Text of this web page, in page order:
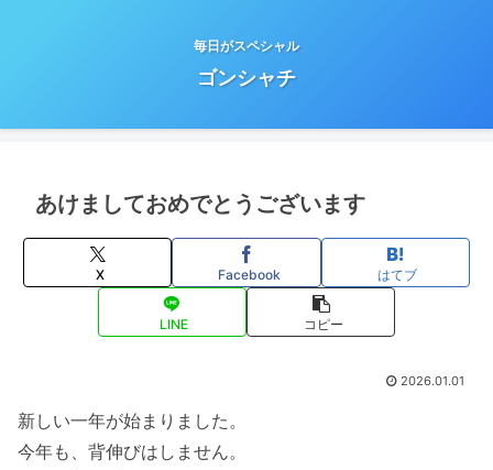
毎日がスペシャル
ゴンシャチ
あけましておめでとうございます
X Facebook はてブ
LINE コピー
2026.01.01
新しい一年が始まりました。
今年も、背伸びはしません。